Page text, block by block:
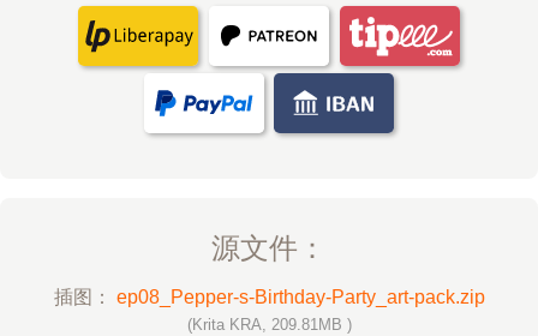
源文件：
插图： ep08_Pepper-s-Birthday-Party_art-pack.zip
(Krita KRA, 209.81MB )